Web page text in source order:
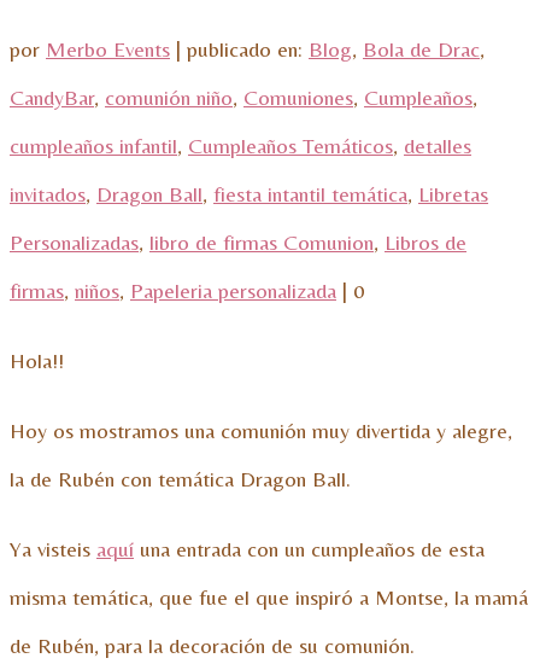
por Merbo Events | publicado en: Blog, Bola de Drac,
CandyBar, comunión niño, Comuniones, Cumpleaños,
cumpleaños infantil, Cumpleaños Temáticos, detalles
invitados, Dragon Ball, fiesta intantil temática, Libretas
Personalizadas, libro de firmas Comunion, Libros de
firmas, niños, Papeleria personalizada | 0
Hola!!
Hoy os mostramos una comunión muy divertida y alegre,
la de Rubén con temática Dragon Ball.
Ya visteis aquí una entrada con un cumpleaños de esta
misma temática, que fue el que inspiró a Montse, la mamá
de Rubén, para la decoración de su comunión.